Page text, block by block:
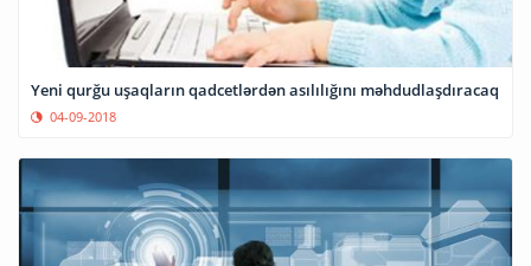
Yeni qurğu uşaqların qadcetlərdən asılılığını məhdudlaşdıracaq
04-09-2018